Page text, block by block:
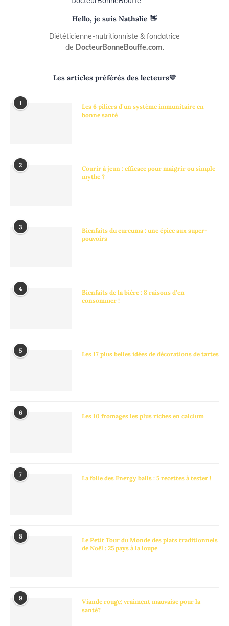
Hello, je suis Nathalie 👋
Diététicienne-nutritionniste & fondatrice
de DocteurBonneBouffe.com.
Les articles préférés des lecteurs💛
1
Les 6 piliers d’un système immunitaire en
bonne santé
2
Courir à jeun : efficace pour maigrir ou simple
mythe ?
3
Bienfaits du curcuma : une épice aux super-
pouvoirs
4
Bienfaits de la bière : 8 raisons d’en
consommer !
5 Les 17 plus belles idées de décorations de tartes
6 Les 10 fromages les plus riches en calcium
7 La folie des Energy balls : 5 recettes à tester !
8
Le Petit Tour du Monde des plats traditionnels
de Noël : 25 pays à la loupe
9
Viande rouge: vraiment mauvaise pour la
santé?